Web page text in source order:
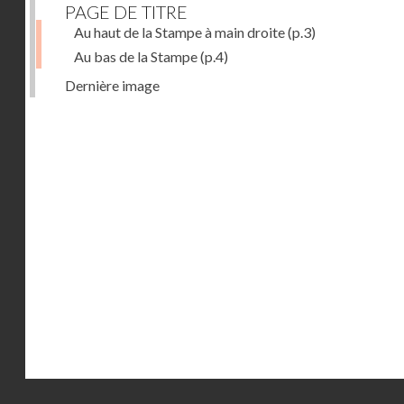
PAGE DE TITRE
Au haut de la Stampe à main droite(p.3)
Au bas de la Stampe(p.4)
Dernière image